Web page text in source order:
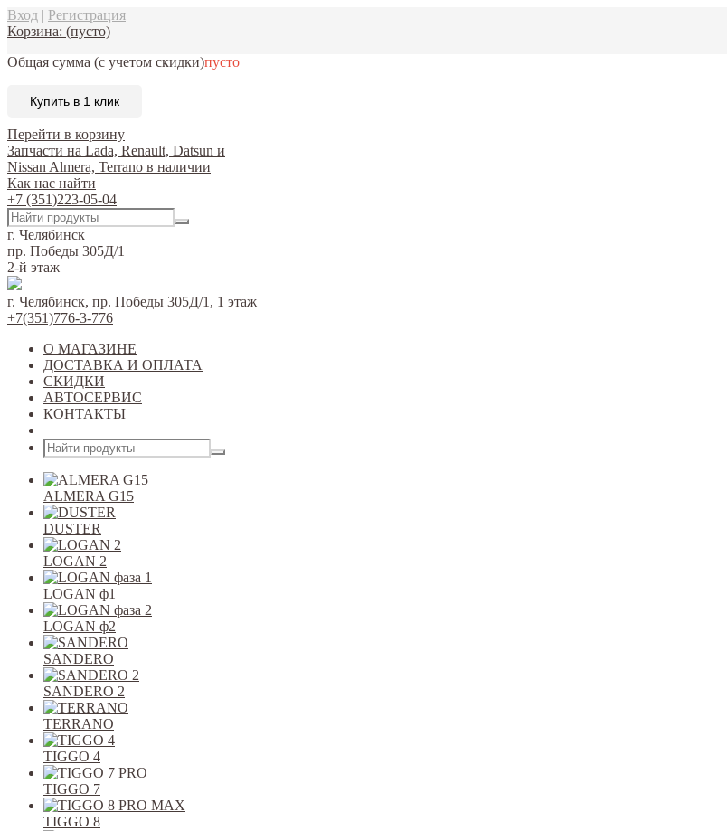
Вход | Регистрация
Корзина: (пусто)
Общая сумма (с учетом скидки)пусто
Купить в 1 клик
Перейти в корзину
Запчасти на Lada, Renault, Datsun и
Nissan Almera, Terrano в наличии
Как нас найти
+7 (351)223-05-04
г. Челябинск
пр. Победы 305Д/1
2-й этаж
г. Челябинск, пр. Победы 305Д/1, 1 этаж
+7(351)776-3-776
О МАГАЗИНЕ
ДОСТАВКА И ОПЛАТА
СКИДКИ
АВТОСЕРВИС
КОНТАКТЫ
ALMERA G15
DUSTER
LOGAN 2
LOGAN ф1
LOGAN ф2
SANDERO
SANDERO 2
TERRANO
TIGGO 4
TIGGO 7
TIGGO 8